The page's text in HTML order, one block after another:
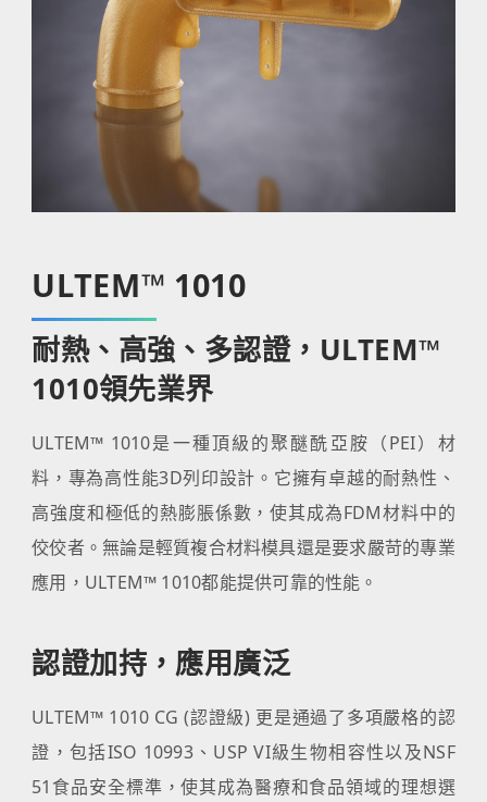
ULTEM™ 1010
耐熱、高強、多認證，ULTEM™
1010領先業界
ULTEM™ 1010是一種頂級的聚醚酰亞胺（PEI）材
料，專為高性能3D列印設計。它擁有卓越的耐熱性、
高強度和極低的熱膨脹係數，使其成為FDM材料中的
佼佼者。無論是輕質複合材料模具還是要求嚴苛的專業
應用，ULTEM™ 1010都能提供可靠的性能。
認證加持，應用廣泛
ULTEM™ 1010 CG (認證級) 更是通過了多項嚴格的認
證，包括ISO 10993、USP VI級生物相容性以及NSF
51食品安全標準，使其成為醫療和食品領域的理想選